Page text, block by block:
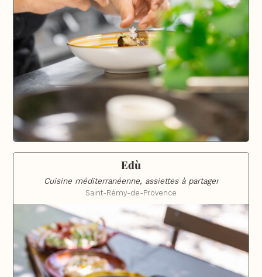
Edù
Cuisine méditerranéenne, assiettes à partager
Saint-Rémy-de-Provence